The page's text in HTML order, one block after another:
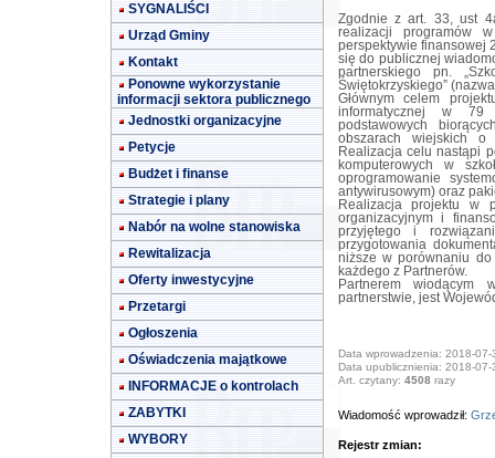
SYGNALIŚCI
Urząd Gminy
Kontakt
Ponowne wykorzystanie
informacji sektora publicznego
Jednostki organizacyjne
Petycje
Budżet i finanse
Strategie i plany
Nabór na wolne stanowiska
Rewitalizacja
Oferty inwestycyjne
Przetargi
Ogłoszenia
Oświadczenia majątkowe
INFORMACJE o kontrolach
ZABYTKI
WYBORY
Zgodnie z art. 33, ust
realizacji programów
perspektywie finansowej
się do publicznej
partnerskiego pn.
Świętokrzyskiego”
Głównym celem
informatycznej w 79
podstawowych
obszarach wiejskich o
Realizacja celu nastąpi
komputerowych w
oprogramowanie
antywirusowym) oraz
Realizacja projektu w
organizacyjnym i
przyjętego i
przygotowania
niższe w porównaniu
każdego z Partnerów.
Partnerem
partnerstwie, jest
Data wprowadzenia: 2018-07-
Data upublicznienia: 2018-07-
Art. czytany: 4508 razy
Wiadomość wprowadził:
Rejestr zmian: